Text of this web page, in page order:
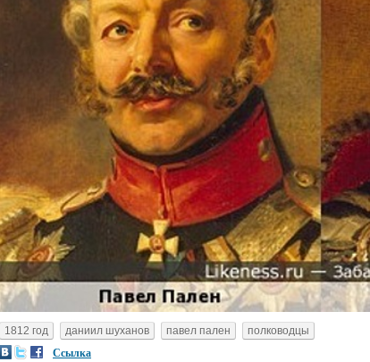
1812 год даниил шуханов павел пален
полководцы
Ссылка